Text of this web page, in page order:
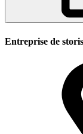
Entreprise de